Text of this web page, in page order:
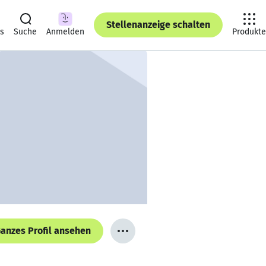
Suche Anmelden
Stellenanzeige schalten
Produkte
Profil ansehen